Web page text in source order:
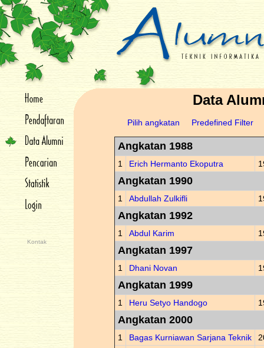
Kontak
Data
Pilih angkatan Predefined Filter
Angkatan 1988
1 Erich Hermanto Ekoputra
Angkatan 1990
1 Abdullah Zulkifli
Angkatan 1992
1 Abdul Karim
Angkatan 1997
1 Dhani Novan
Angkatan 1999
1 Heru Setyo Handogo
Angkatan 2000
1 Bagas Kurniawan Sarjana Teknik